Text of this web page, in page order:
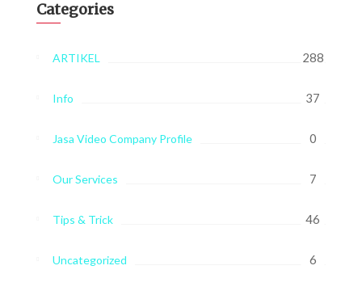
Categories
ARTIKEL 288
Info 37
Jasa Video Company Profile 0
Our Services 7
Tips & Trick 46
Uncategorized 6